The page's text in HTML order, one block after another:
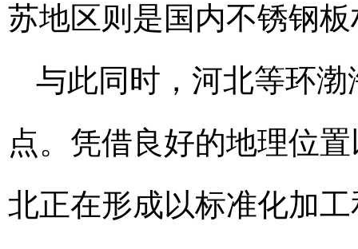
苏地区则是国内不锈钢
与此同时，河北等环
点。凭借良好的地理位
北正在形成以标准化加